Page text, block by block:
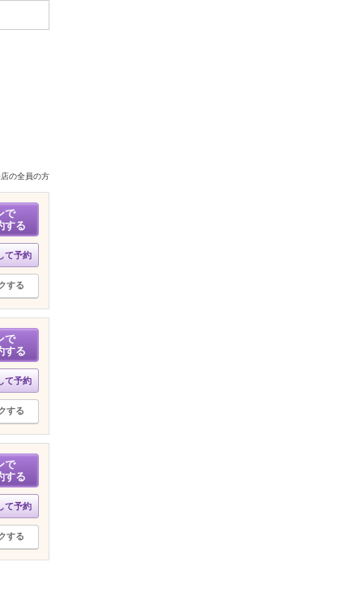
の全員の方
で
する
て予約
する
で
する
て予約
する
で
する
て予約
する